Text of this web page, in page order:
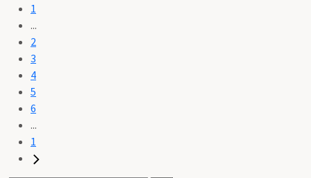
1
...
2
3
4
5
6
...
1